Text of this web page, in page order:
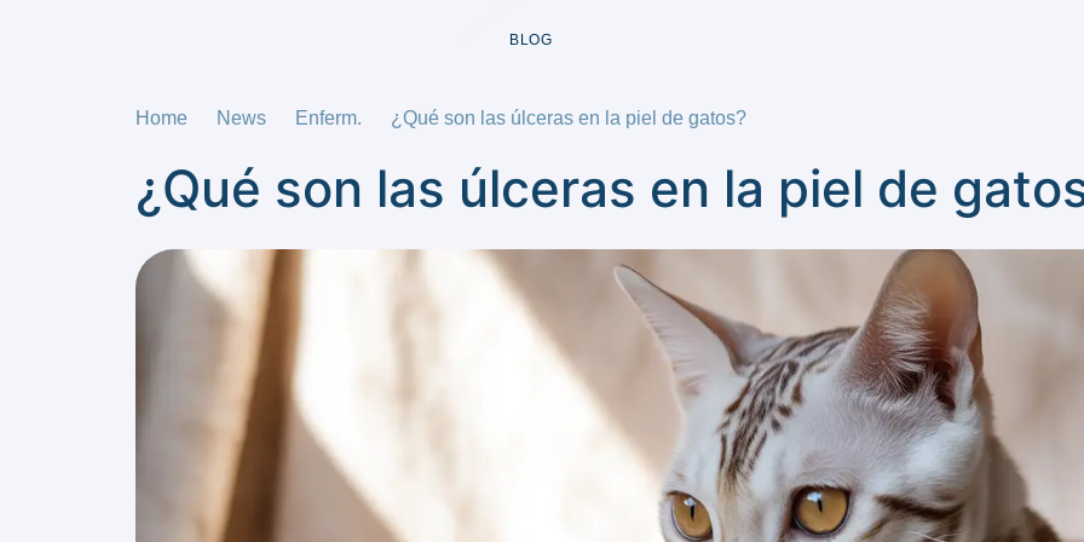
BLOG
Home News Enferm. ¿Qué son las úlceras en la piel de gatos?
¿Qué son las úlceras en la piel de